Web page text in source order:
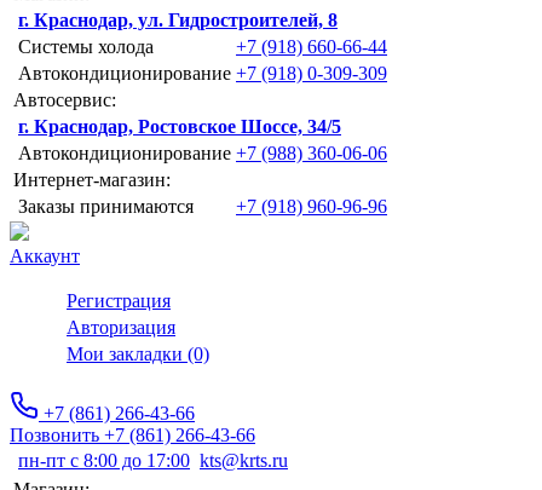
г. Краснодар, ул. Гидростроителей, 8
Системы холода
+7 (918) 660-66-44
Автокондиционирование +7 (918) 0-309-309
Автосервис:
г. Краснодар, Ростовское Шоссе, 34/5
Автокондиционирование +7 (988) 360-06-06
Интернет-магазин:
Заказы принимаются
+7 (918) 960-96-96
Аккаунт
Регистрация
Авторизация
Мои закладки (0)
+7 (861) 266-43-66
Позвонить +7 (861) 266-43-66
пн-пт с 8:00 до 17:00 kts@krts.ru